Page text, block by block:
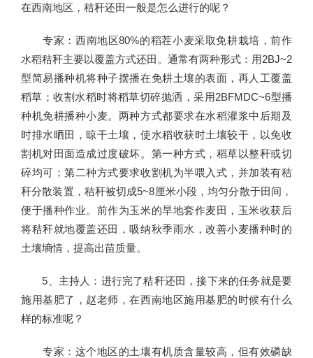
在西南地区，秸秆还田一般是怎么进行的呢？
专家：西南地区80%的稻茬小麦采取免耕栽培，前作
水稻秸秆主要以覆盖方式还田。通常有两种形式：用2BJ~2
型简易播种机将种子摆播在免耕土壤的表面，再人工覆盖
稻草；收割水稻时将稻草切碎抛洒，采用2BFMDC~6型播
种机免耕播种小麦。两种方式都要求在水稻灌浆中后期及
时排水晒田，晾干土壤，使水稻收获时土壤较干，以免收
割机对田面造成过度破坏。第一种方式，稻草以整秆或切
碎均可；第二种方式要求收割机为半喂入式，并加装有秸
秆分散装置，秸秆被切成5~8厘米小段，均匀分散于田间，
便于播种作业。前作为玉米的旱地套作麦田，玉米收获后
将秸秆就地覆盖还田，吸纳秋季雨水，改善小麦播种时的
土壤墒情，提高出苗质量。
5、主持人：进行完了秸秆还田，接下来的任务就是要
施用基肥了，赵老师，在西南地区施用基肥的时候有什么
样的标准呢？
专家：这个地区的土壤有机质含量较高，但有效磷缺